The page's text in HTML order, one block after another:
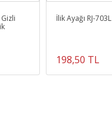
İlik Ayağı RJ-703L
198,50 TL